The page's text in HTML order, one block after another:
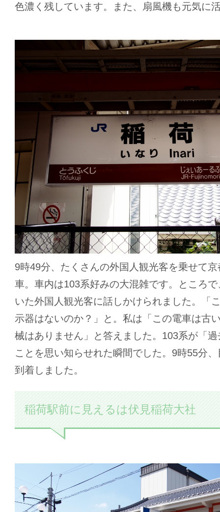
色濃く残しています。また、扇風機も元気に
9時49分、たくさんの外国人観光客を乗せて
車。車内は103系好みの大混雑です。ところ
いた外国人観光客に話しかけられました。「
示器はないのか？」と。私は「この電車は古
械はありません」と答えました。103系が「
ことを思い知らせれた瞬間でした。9時55分
到着しました。
稲荷駅前に見えるは伏見稲荷大社